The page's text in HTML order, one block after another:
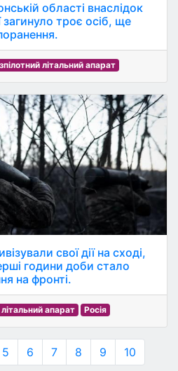
області внаслідок
загинуло троє осіб, ще
літальний апарат
свої дії на сході,
години доби стало
на фронті.
апарат Росія
5 6 7 8 9 10